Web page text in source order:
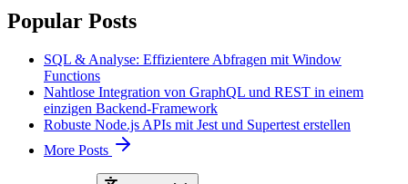
Popular Posts
SQL & Analyse: Effizientere Abfragen mit Window
Functions
Nahtlose Integration von GraphQL und REST in einem
einzigen Backend-Framework
Robuste Node.js APIs mit Jest und Supertest erstellen
More Posts